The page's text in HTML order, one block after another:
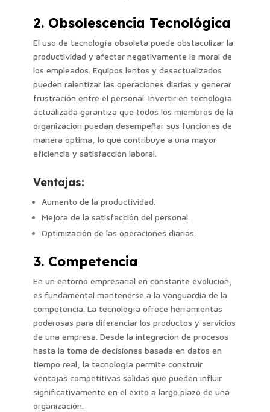
2. Obsolescencia Tecnológica
El uso de tecnología obsoleta puede obstaculizar la
productividad y afectar negativamente la moral de
los empleados. Equipos lentos y desactualizados
pueden ralentizar las operaciones diarias y generar
frustración entre el personal. Invertir en tecnología
actualizada garantiza que todos los miembros de la
organización puedan desempeñar sus funciones de
manera óptima, lo que contribuye a una mayor
eficiencia y satisfacción laboral.
Ventajas:
Aumento de la productividad.
Mejora de la satisfacción del personal.
Optimización de las operaciones diarias.
3. Competencia
En un entorno empresarial en constante evolución,
es fundamental mantenerse a la vanguardia de la
competencia. La tecnología ofrece herramientas
poderosas para diferenciar los productos y servicios
de una empresa. Desde la integración de procesos
hasta la toma de decisiones basada en datos en
tiempo real, la tecnología permite construir
ventajas competitivas sólidas que pueden influir
significativamente en el éxito a largo plazo de una
organización.